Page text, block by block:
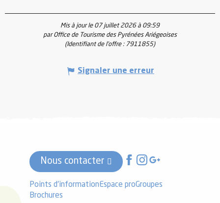
Mis à jour le 07 juillet 2026 à 09:59
par Office de Tourisme des Pyrénées Ariégeoises
(Identifiant de l'offre : 7911855)
Signaler une erreur
Nous contacter
Points d'informationEspace proGroupes
Brochures